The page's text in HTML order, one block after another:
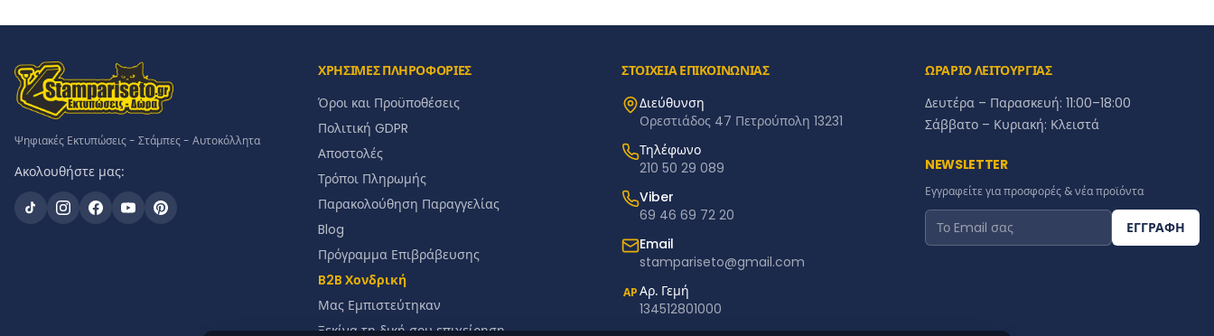
Ψηφιακές Εκτυπώσεις - Στάμπες - Αυτοκόλλητα
Ακολουθήστε μας:
ΧΡΗΣΙΜΕΣ ΠΛΗΡΟΦΟΡΙΕΣ
Όροι και Προϋποθέσεις
Πολιτική GDPR
Αποστολές
Τρόποι Πληρωμής
Παρακολούθηση Παραγγελίας
Blog
Πρόγραμμα Επιβράβευσης
B2B Χονδρική
Μας Εμπιστεύτηκαν
Ξεκίνα τη δική σου επιχείρηση
ΣΤΟΙΧΕΙΑ ΕΠΙΚΟΙΝΩΝΙΑΣ
Διεύθυνση
Ορεστιάδος 47 Πετρούπολη 13231
Τηλέφωνο
210 50 29 089
Viber
69 46 69 72 20
Email
stampariseto@gmail.com
ΑΡΑρ. Γεμή
134512801000
ΩΡΑΡΙΟ ΛΕΙΤΟΥΡΓΙΑΣ
Δευτέρα – Παρασκευή: 11:00–18:00
Σάββατο – Κυριακή: Κλειστά
NEWSLETTER
Εγγραφείτε για προσφορές & νέα προϊόντα
ΕΓΓΡΑΦΗ